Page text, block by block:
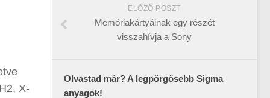
X-
ELŐZŐ POSZT
Memóriakártyáinak egy részét
visszahívja a Sony
Olvastad már? A legpörgősebb Sigma
anyagok!